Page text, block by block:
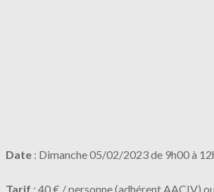
Date : Dimanche 05/02/2023 de 9h00 à
Tarif : 40 € / personne (adhérent AACIV)